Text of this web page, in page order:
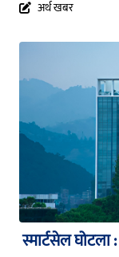
अर्थ खबर
स्मार्टसेल घोटला